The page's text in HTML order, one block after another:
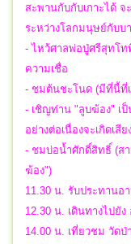
สะพานกับกับเกาะได้ จ
ระหว่างโลกมนุษย์กับบ
- ไหว้ศาลพ่อปู่ศรีสุทโ
ความเชื่อ
- ชมต้นชะโนด (มีที่นี้ที่
- เชิญท่าน "ลูบฆ้อง" เ
อย่างต่อเนื่องจะเกิดเสี
- ชมบ่อน้ำศักดิ์สิทธิ์ (ส
ฆ้อง")
11.30 น. รับประทานอ
12.30 น. เดินทางไปยัง
14.00 น. เที่ยวชม วัด